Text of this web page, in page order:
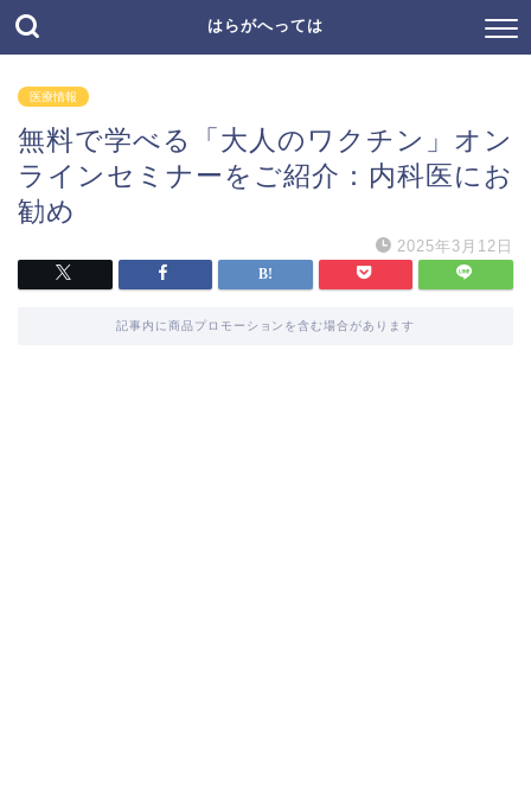
はらがへっては
医療情報
無料で学べる「大人のワクチン」オン
ラインセミナーをご紹介：内科医にお
勧め
2025年3月12日
記事内に商品プロモーションを含む場合があります